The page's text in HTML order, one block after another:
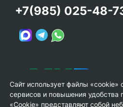
+7(985) 025-48-
Сайт использует файлы «cookie»
сервисов и повышения удобства
«Cookie» представляют собой